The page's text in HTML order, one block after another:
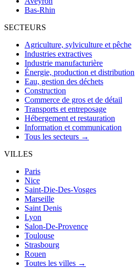
Bas-Rhin
SECTEURS
Agriculture, sylviculture et pêche
Industries extractives
Industrie manufacturière
Énergie, production et distribution
Eau, gestion des déchets
Construction
Commerce de gros et de détail
Transports et entreposage
Hébergement et restauration
Information et communication
Tous les secteurs →
VILLES
Paris
Nice
Saint-Die-Des-Vosges
Marseille
Saint Denis
Lyon
Salon-De-Provence
Toulouse
Strasbourg
Rouen
Toutes les villes →